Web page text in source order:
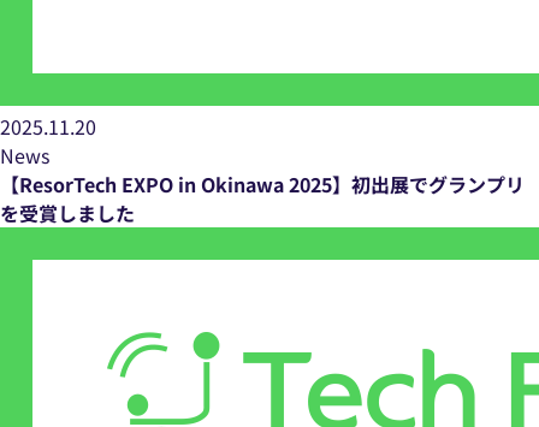
2025.11.20
News
【ResorTech EXPO in Okinawa 2025】初出展でグランプリ
を受賞しました